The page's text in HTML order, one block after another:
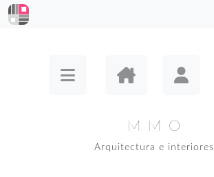
M M O
Arquitectura e interiores